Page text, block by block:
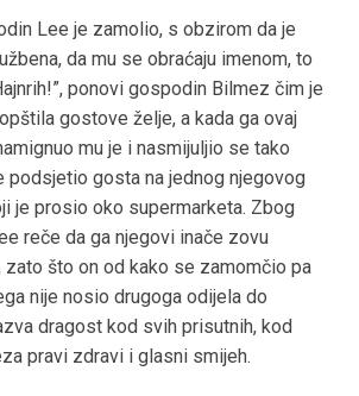
Lee je zamolio, s obzirom da je
da mu se obraćaju imenom, to
ponovi gospodin Bilmez čim je
gostove želje, a kada ga ovaj
mu je i nasmijuljio se tako
podsjetio gosta na jednog njegovog
je prosio oko supermarketa. Zbog
reče da ga njegovi inače zovu
zato što on od kako se zamomčio pa
nije nosio drugoga odijela do
dragost kod svih prisutnih, kod
pravi zdravi i glasni smijeh.